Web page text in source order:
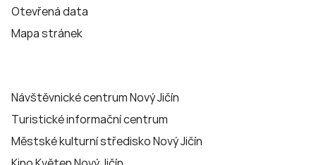
Otevřená data
Mapa stránek
Návštěvnické centrum Nový Jičín
Turistické informační centrum
Městské kulturní středisko Nový Jičín